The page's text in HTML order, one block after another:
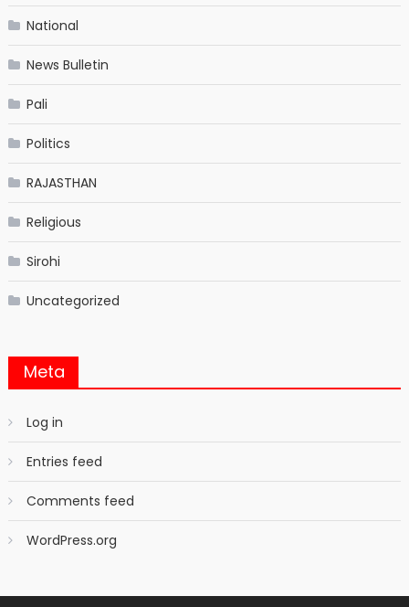
National
News Bulletin
Pali
Politics
RAJASTHAN
Religious
Sirohi
Uncategorized
Meta
Log in
Entries feed
Comments feed
WordPress.org